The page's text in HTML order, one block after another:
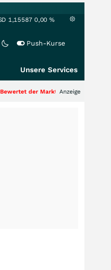
1,15587 0,00 %
Push-Kurse
Unsere Services
Markt noch immer nur die Hälfte
Anzeige